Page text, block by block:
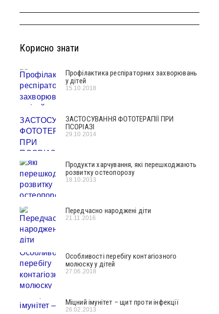
Корисно знати
Профілактика респіраторних захворювань
у дітей
15.10.2018
ЗАСТОСУВАННЯ ФОТОТЕРАПІЇ ПРИ
ПСОРІАЗІ
29.10.2014
Продукти харчування, які перешкоджають
розвитку остеопорозу
18.10.2013
Передчасно народжені діти
21.11.2016
Особливості перебігу контагіозного
молюску у дітей
27.06.2018
Міцний імунітет – щит проти інфекції
26.02.2013